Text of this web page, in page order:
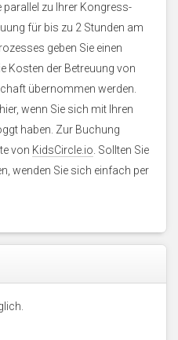
parallel zu Ihrer Kongress-
für bis zu 2 Stunden am
geben Sie einen
Kosten der Betreuung von
übernommen werden.
wenn Sie sich mit Ihren
haben. Zur Buchung
von KidsCircle.io . Sollten Sie
wenden Sie sich einfach per